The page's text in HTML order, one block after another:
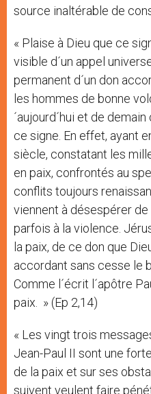
source inaltérable de
« Plaise à Dieu que ce
visible d´un appel
permanent d´un don
les hommes de bonne
´aujourd´hui et de
ce signe. En effet, ayant
siècle, constatant les
en paix, confrontés au
conflits toujours
viennent à désespérer
parfois à la violence.
la paix, de ce don que
accordant sans cesse le
Comme l´écrit l´apôtre
paix. » (Ep 2,14)
« Les vingt trois
Jean-Paul II sont une
de la paix et sur ses
suivent veulent faire